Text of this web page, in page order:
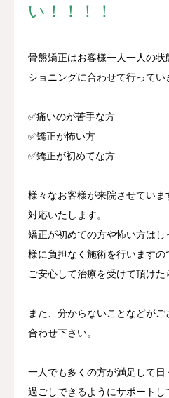
い！！！！
骨盤矯正はお客様一人一人の状
ショニングに合わせて行ってい
✅痛いのが苦手な方
✅矯正が怖い方
✅矯正が初めてな方
様々なお客様が来院させてい
対応いたします。
矯正が初めての方や怖い方は
様に負担なく施術を行いますの
ご安心して治療を受けて頂け
また、分からないことなどが
合わせ下さい。
一人でも多くの方が満足して
過ごしできるようにサポートし